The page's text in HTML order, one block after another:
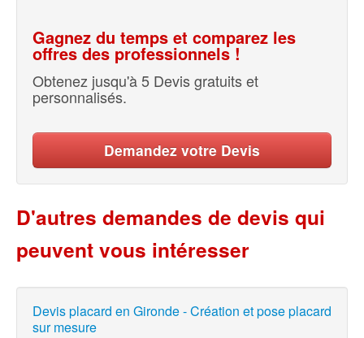
Gagnez du temps et comparez les
offres des professionnels !
Obtenez jusqu'à 5 Devis gratuits et
personnalisés.
Demandez votre Devis
D'autres demandes de devis qui
peuvent vous intéresser
Devis placard en Gironde - Création et pose placard
sur mesure